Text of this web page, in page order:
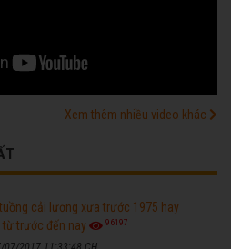
Xem thêm nhiều video khác
cải lương xưa trước 1975 hay
từ trước đến nay
96197